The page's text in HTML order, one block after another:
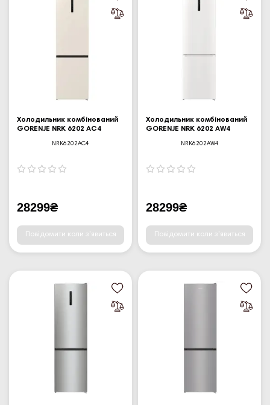
Холодильник комбінований
GORENJE NRK 6202 AC4
NRK6202AC4
28299₴
Повідомити коли з'явиться
Холодильник комбінований
GORENJE NRK 6202 AW4
NRK6202AW4
28299₴
Повідомити коли з'явиться